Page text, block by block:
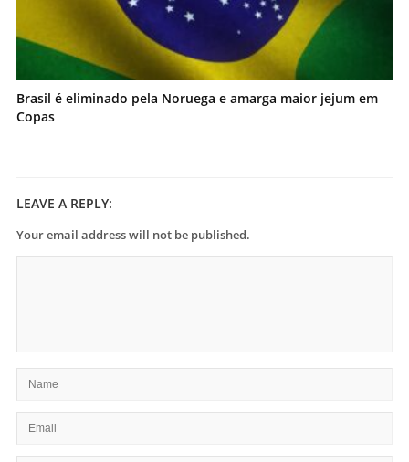
Brasil é eliminado pela Noruega e amarga maior jejum em
Copas
LEAVE A REPLY:
Your email address will not be published.